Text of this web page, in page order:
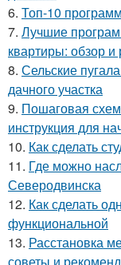
6. Топ-10
7. Лучшие
квартиры: обзор и
8. Сельские
дачного участка
9. Пошаговая
инструкция для
10. Как сделать
11. Где можно
Северодвинска
12. Как сделать
функциональной
13. Расстановка